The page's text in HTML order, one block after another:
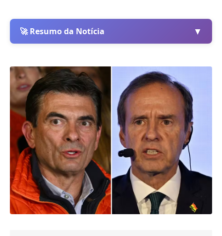
🚀 Resumo da Notícia ▼